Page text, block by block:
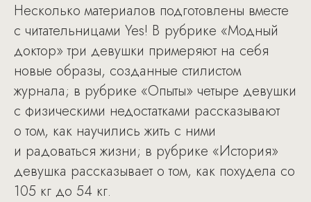
Несколько материалов подготовлены вместе
с читательницами Yes! В рубрике «Модный
доктор» три девушки примеряют на себя
новые образы, созданные стилистом
журнала; в рубрике «Опыты» четыре девушки
с физическими недостатками рассказывают
о том, как научились жить с ними
и радоваться жизни; в рубрике «История»
девушка рассказывает о том, как похудела со
105 кг до 54 кг.